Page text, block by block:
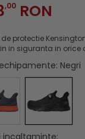
,00 RON
protectie
in siguranta in
: Negri